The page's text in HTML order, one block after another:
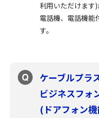
利用いただけます
電話機、電話機能
す。
ケーブルプラ
ビジネスフォ
(ドアフォン